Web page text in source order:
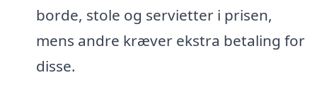
borde, stole og servietter i prisen,
mens andre kræver ekstra betaling for
disse.